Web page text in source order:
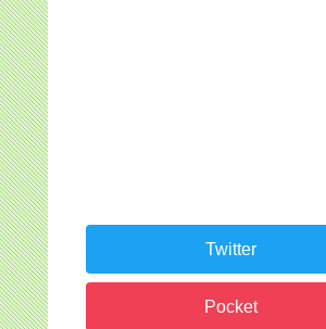
Twitter
Pocket